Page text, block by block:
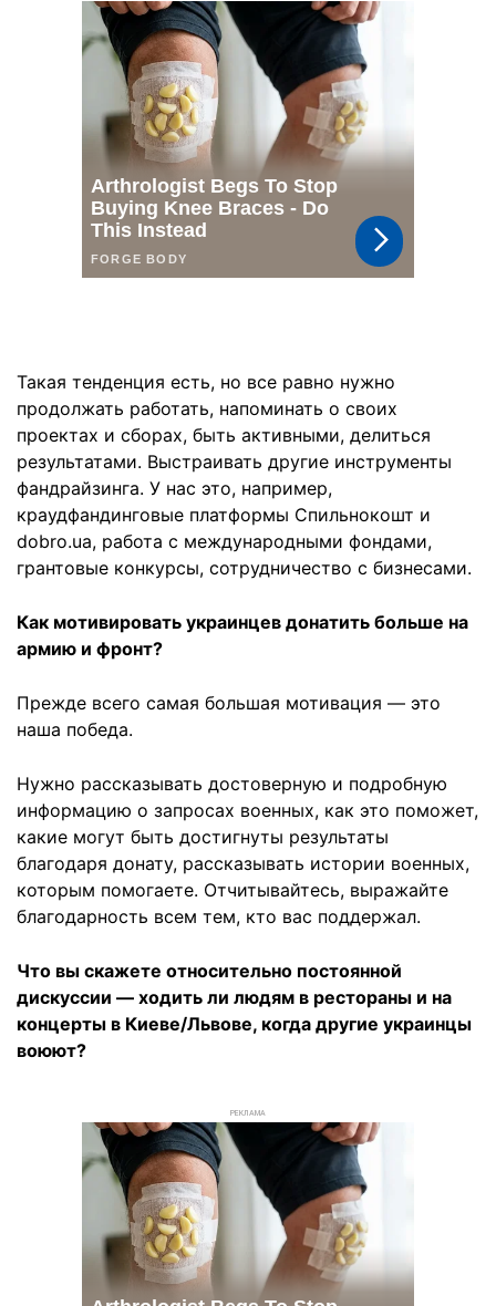
Такая тенденция есть, но все равно нужно
продолжать работать, напоминать о своих
проектах и сборах, быть активными, делиться
результатами. Выстраивать другие инструменты
фандрайзинга. У нас это, например,
краудфандинговые платформы Спильнокошт и
dobro.ua, работа с международными фондами,
грантовые конкурсы, сотрудничество с бизнесами.
Как мотивировать украинцев донатить больше на
армию и фронт?
Прежде всего самая большая мотивация — это
наша победа.
Нужно рассказывать достоверную и подробную
информацию о запросах военных, как это поможет,
какие могут быть достигнуты результаты
благодаря донату, рассказывать истории военных,
которым помогаете. Отчитывайтесь, выражайте
благодарность всем тем, кто вас поддержал.
Что вы скажете относительно постоянной
дискуссии — ходить ли людям в рестораны и на
концерты в Киеве/Львове, когда другие украинцы
воюют?
РЕКЛАМА